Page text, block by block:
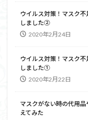
ウイルス対策！マスク
しました②
2020年2月24日
ウイルス対策！マスク
しました①
2020年2月22日
マスクがない時の代用
えてみた